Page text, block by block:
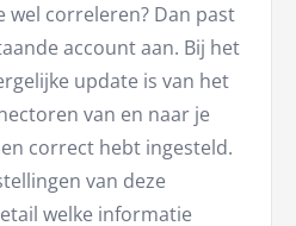
wel correleren? Dan past
account aan. Bij het
update is van het
van en naar je
correct hebt ingesteld.
van deze
welke informatie